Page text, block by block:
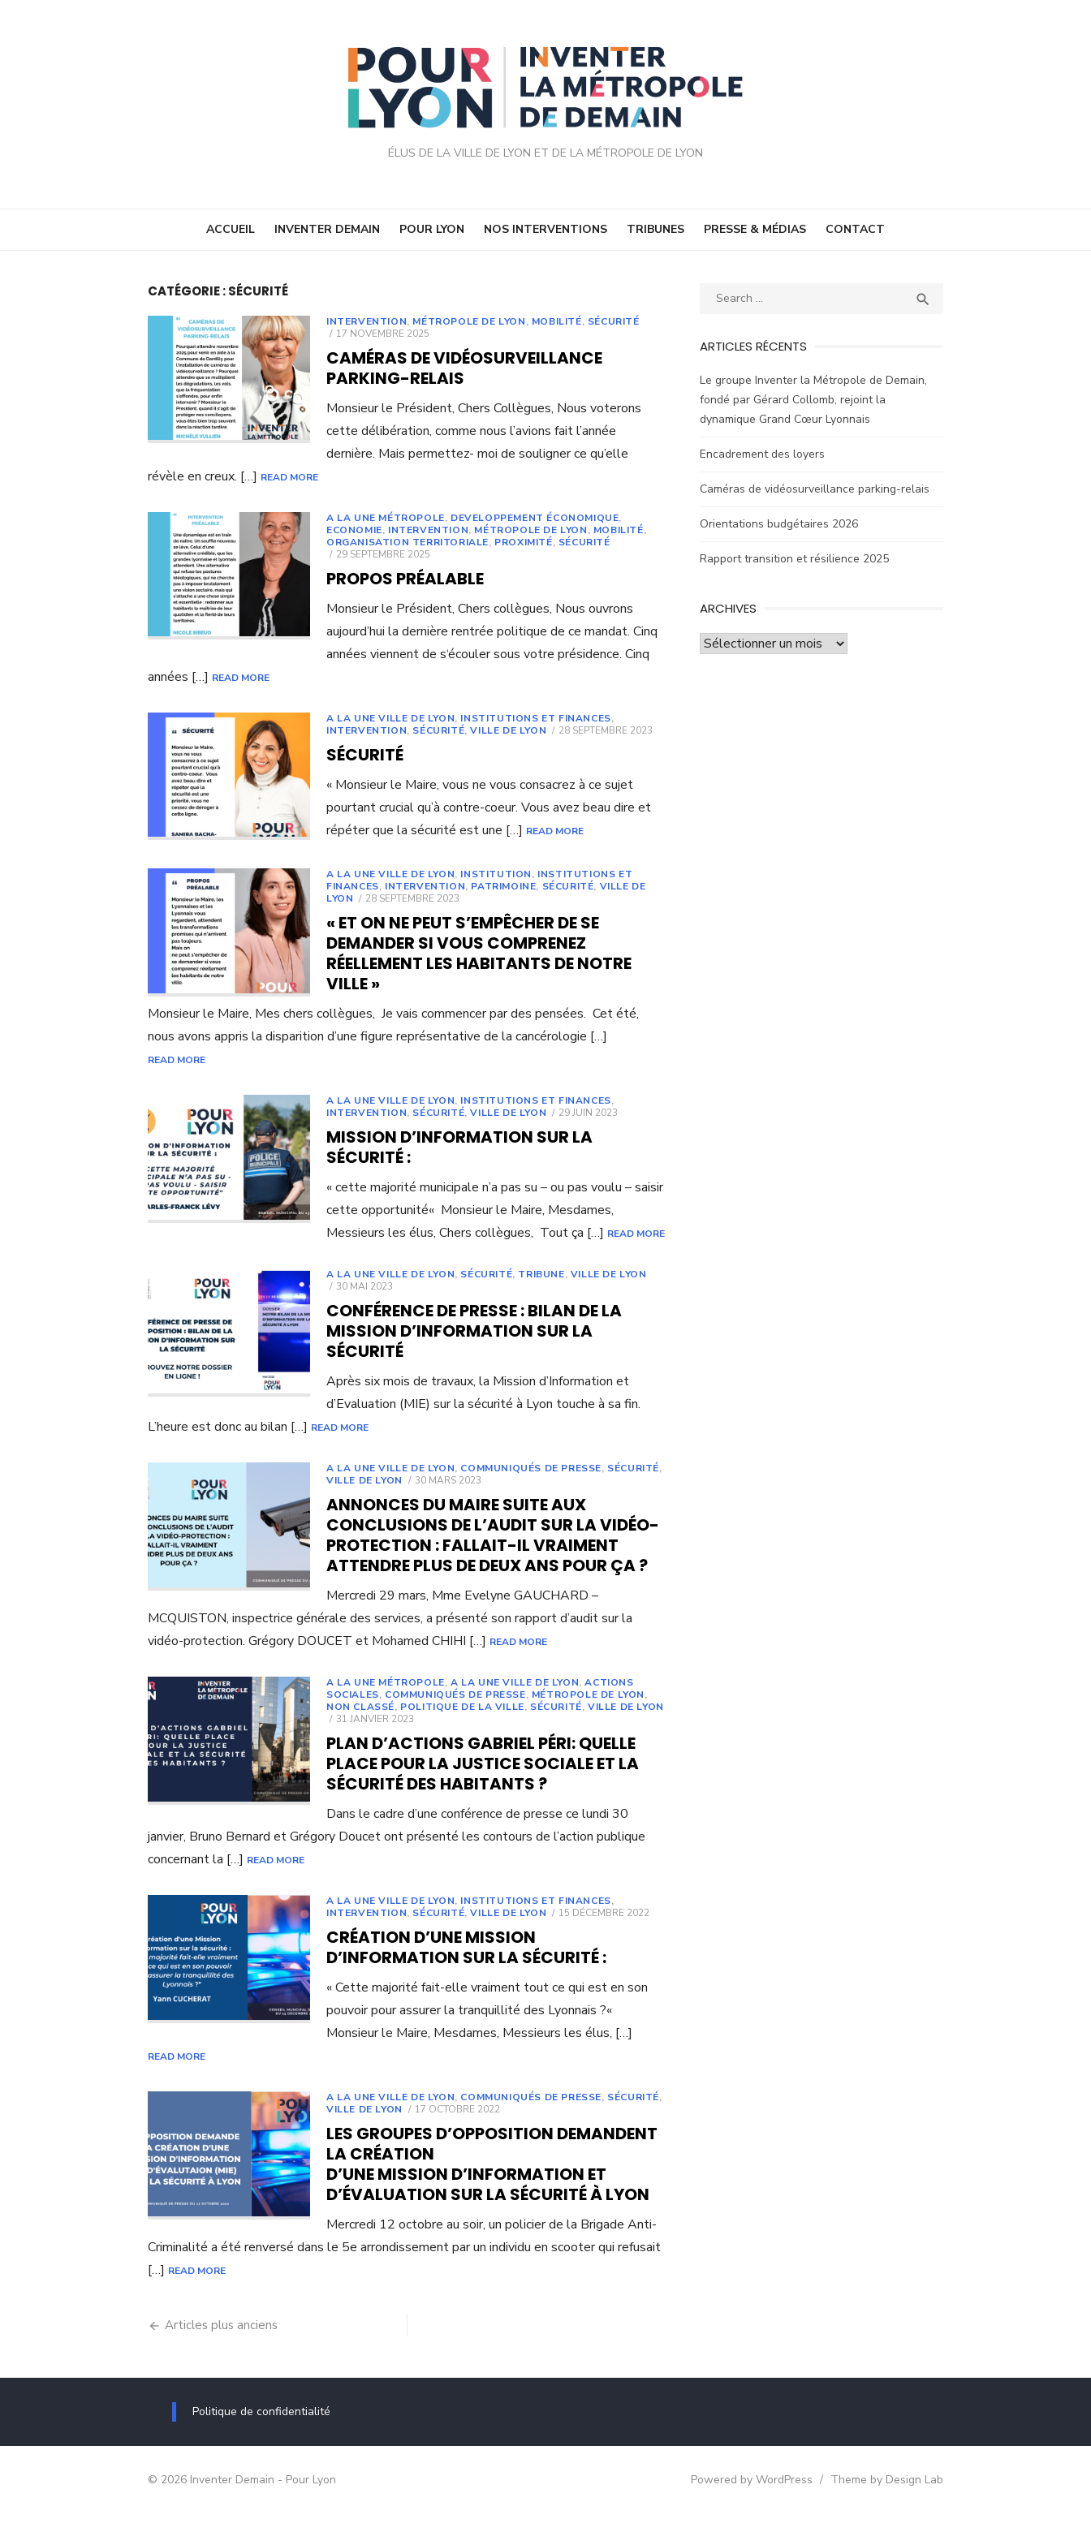
ÉLUS DE LA VILLE DE LYON ET DE LA MÉTROPOLE DE LYON
ACCUEIL INVENTER DEMAIN POUR LYON NOS INTERVENTIONS TRIBUNES PRESSE & MÉDIAS CONTACT
CATÉGORIE :SÉCURITÉ
INTERVENTION, MÉTROPOLE DE LYON, MOBILITÉ, SÉCURITÉ
POSTED
17 NOVEMBRE 2025
CAMÉRAS DE VIDÉOSURVEILLANCE
PARKING-RELAIS
Monsieur le Président, Chers Collègues, Nous voterons
cette délibération, comme nous l’avions fait l’année
dernière. Mais permettez- moi de souligner ce qu’elle
révèle en creux. […] READ MORE
A LA UNE MÉTROPOLE, DEVELOPPEMENT ÉCONOMIQUE,
ECONOMIE, INTERVENTION, MÉTROPOLE DE LYON, MOBILITÉ,
ORGANISATION TERRITORIALE, PROXIMITÉ, SÉCURITÉ
POSTED
29 SEPTEMBRE 2025
PROPOS PRÉALABLE
Monsieur le Président, Chers collègues, Nous ouvrons
aujourd’hui la dernière rentrée politique de ce mandat. Cinq
années viennent de s‘écouler sous votre présidence. Cinq
années […] READ MORE
A LA UNE VILLE DE LYON, INSTITUTIONS ET FINANCES,
INTERVENTION, SÉCURITÉ,VILLE DE LYON
POSTED
28 SEPTEMBRE 2023
SÉCURITÉ
« Monsieur le Maire, vous ne vous consacrez à ce sujet
pourtant crucial qu’à contre-coeur. Vous avez beau dire et
répéter que la sécurité est une […] READ MORE
A LA UNE VILLE DE LYON, INSTITUTION, INSTITUTIONS ET
FINANCES, INTERVENTION, PATRIMOINE, SÉCURITÉ, VILLE DE
LYON
POSTED
28 SEPTEMBRE 2023
« ET ON NE PEUT S’EMPÊCHER DE SE
DEMANDER SI VOUS COMPRENEZ
RÉELLEMENT LES HABITANTS DE NOTRE
VILLE »
Monsieur le Maire, Mes chers collègues, Je vais commencer par des pensées. Cet été,
nous avons appris la disparition d’une figure représentative de la cancérologie […]
READ MORE
A LA UNE VILLE DE LYON, INSTITUTIONS ET FINANCES,
INTERVENTION, SÉCURITÉ,VILLE DE LYON
POSTED
29 JUIN 2023
MISSION D’INFORMATION SUR LA
SÉCURITÉ :
« cette majorité municipale n’a pas su – ou pas voulu – saisir
cette opportunité« Monsieur le Maire, Mesdames,
Messieurs les élus, Chers collègues, Tout ça […] READ MORE
A LA UNE VILLE DE LYON, SÉCURITÉ, TRIBUNE, VILLE DE LYON
POSTED
30 MAI 2023
CONFÉRENCE DE PRESSE : BILAN DE LA
MISSION D’INFORMATION SUR LA
SÉCURITÉ
Après six mois de travaux, la Mission d’Information et
d’Evaluation (MIE) sur la sécurité à Lyon touche à sa fin.
L’heure est donc au bilan […] READ MORE
A LA UNE VILLE DE LYON, COMMUNIQUÉS DE PRESSE, SÉCURITÉ,
VILLE DE LYON
POSTED
30 MARS 2023
ANNONCES DU MAIRE SUITE AUX
CONCLUSIONS DE L’AUDIT SUR LA VIDÉO-
PROTECTION : FALLAIT-IL VRAIMENT
ATTENDRE PLUS DE DEUX ANS POUR ÇA ?
Mercredi 29 mars, Mme Evelyne GAUCHARD –
MCQUISTON, inspectrice générale des services, a présenté son rapport d’audit sur la
vidéo-protection. Grégory DOUCET et Mohamed CHIHI […] READ MORE
A LA UNE MÉTROPOLE,A LA UNE VILLE DE LYON,ACTIONS
SOCIALES, COMMUNIQUÉS DE PRESSE, MÉTROPOLE DE LYON,
NON CLASSÉ, POLITIQUE DE LA VILLE, SÉCURITÉ,VILLE DE LYON
POSTED
31 JANVIER 2023
PLAN D’ACTIONS GABRIEL PÉRI: QUELLE
PLACE POUR LA JUSTICE SOCIALE ET LA
SÉCURITÉ DES HABITANTS ?
Dans le cadre d’une conférence de presse ce lundi 30
janvier, Bruno Bernard et Grégory Doucet ont présenté les contours de l’action publique
concernant la […] READ MORE
A LA UNE VILLE DE LYON, INSTITUTIONS ET FINANCES,
INTERVENTION, SÉCURITÉ,VILLE DE LYON
POSTED
15 DÉCEMBRE 2022
CRÉATION D’UNE MISSION
D’INFORMATION SUR LA SÉCURITÉ :
« Cette majorité fait-elle vraiment tout ce qui est en son
pouvoir pour assurer la tranquillité des Lyonnais ?«
Monsieur le Maire, Mesdames, Messieurs les élus, […]
READ MORE
A LA UNE VILLE DE LYON, COMMUNIQUÉS DE PRESSE, SÉCURITÉ,
VILLE DE LYON
POSTED
17 OCTOBRE 2022
LES GROUPES D’OPPOSITION DEMANDENT
LA CRÉATION
D’UNE MISSION D’INFORMATION ET
D’ÉVALUATION SUR LA SÉCURITÉ À LYON
Mercredi 12 octobre au soir, un policier de la Brigade Anti-
Criminalité a été renversé dans le 5e arrondissement par un individu en scooter qui refusait
[…] READ MORE
Navigation
articles
Articles plus anciens
Search

ARTICLES RÉCENTS
Le groupe Inventer la Métropole de Demain,
fondé par Gérard Collomb, rejoint la
dynamique Grand Cœur Lyonnais
Encadrement des loyers
Caméras de vidéosurveillance parking-relais
Orientations budgétaires 2026
Rapport transition et résilience 2025
ARCHIVES
Archives
Politique de confidentialité
© 2026 Inventer Demain - Pour Lyon Powered by WordPress / Theme by Design Lab